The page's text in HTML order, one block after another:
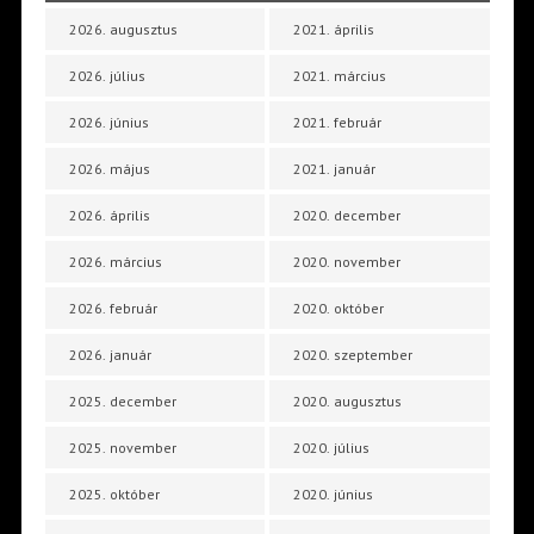
2026. augusztus
2026. július
2026. június
2026. május
2026. április
2026. március
2026. február
2026. január
2025. december
2025. november
2025. október
2021. április
2021. március
2021. február
2021. január
2020. december
2020. november
2020. október
2020. szeptember
2020. augusztus
2020. július
2020. június